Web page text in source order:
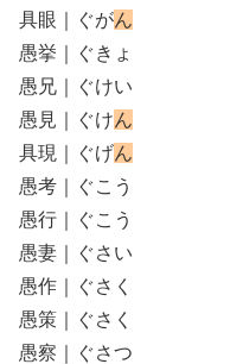
具眼｜ぐがん
愚挙｜ぐきょ
愚兄｜ぐけい
愚見｜ぐけん
具現｜ぐげん
愚考｜ぐこう
愚行｜ぐこう
愚妻｜ぐさい
愚作｜ぐさく
愚策｜ぐさく
愚察｜ぐさつ